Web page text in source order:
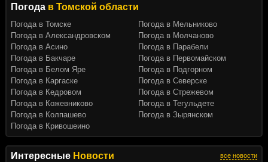
Интересные Новости все новости
Погода в Томской области
Погода в Томске
Погода в Александровском
Погода в Асино
Погода в Бакчаре
Погода в Белом Яре
Погода в Каргаске
Погода в Кедровом
Погода в Кожевниково
Погода в Колпашево
Погода в Кривошеино
Погода в Мельниково
Погода в Молчаново
Погода в Парабели
Погода в Первомайском
Погода в Подгорном
Погода в Северске
Погода в Стрежевом
Погода в Тегульдете
Погода в Зырянском